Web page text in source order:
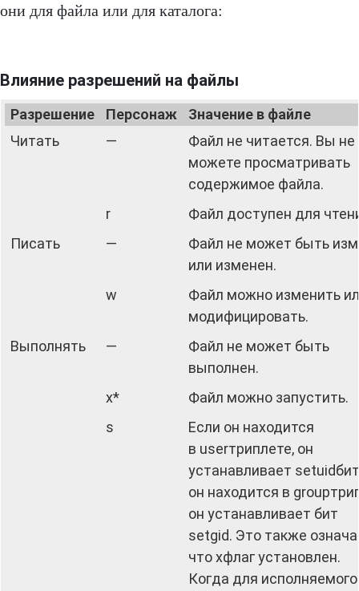
они для файла или для каталога:
Влияние разрешений на файлы
Разрешение Персонаж
Значение в файле
Читать
—
Файл не читается. Вы не
можете просматривать
содержимое файла.
r
Файл доступен для
Писать
—
Файл не может быть
или изменен.
w
Файл можно изменить
модифицировать.
Выполнять
—
Файл не может быть
выполнен.
x*
Файл можно запустить.
s
Если он находится
в userтриплете, он
устанавливает
он находится в
он устанавливает бит
setgid. Это также
что xфлаг установлен.
Когда для исполняемого